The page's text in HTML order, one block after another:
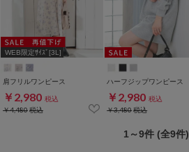
WEB限定ｻｲｽﾞ[3L]
肩フリルワンピース
￥2,980 税込
￥4,480税込
ハーフジップワンピース
￥2,980 税込
￥3,480税込
1～9件 (全9件)